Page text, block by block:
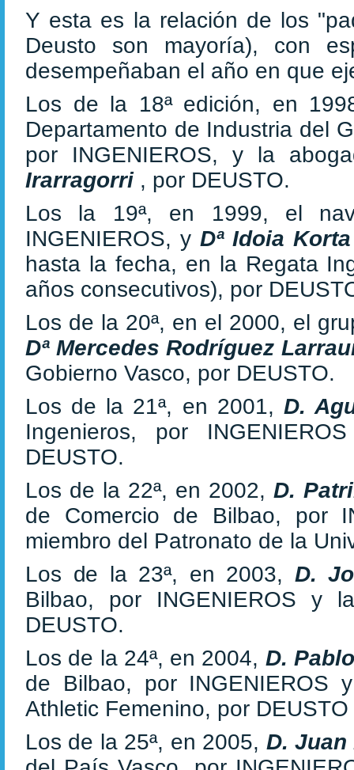
Y esta es la relación de los
Deusto son mayoría), con
desempeñaban el año en que
Los de la 18ª edición, en
Departamento de Industria del
por INGENIEROS, y la
Irarragorri , por DEUSTO.
Los la 19ª, en 1999, el
INGENIEROS, y Dª Idoia
hasta la fecha, en la Regata
años consecutivos), por
Los de la 20ª, en el 2000, el
Dª Mercedes Rodríguez
Gobierno Vasco, por DEUSTO.
Los de la 21ª, en 2001, D.
Ingenieros, por
DEUSTO.
Los de la 22ª, en 2002, D.
de Comercio de Bilbao, por
miembro del Patronato de la
Los de la 23ª, en 2003, D.
Bilbao, por INGENIEROS y
DEUSTO.
Los de la 24ª, en 2004, D.
de Bilbao, por INGENIEROS
Athletic Femenino, por DEUSTO
Los de la 25ª, en 2005, D.